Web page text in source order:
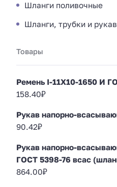
Шланги поливочные
Шланги, трубки и
Товары
Ремень I-11Х10-1650 И
158.40₽
Рукав напорно-
90.42₽
Рукав напорно-
ГОСТ 5398-76 всас
864.00₽